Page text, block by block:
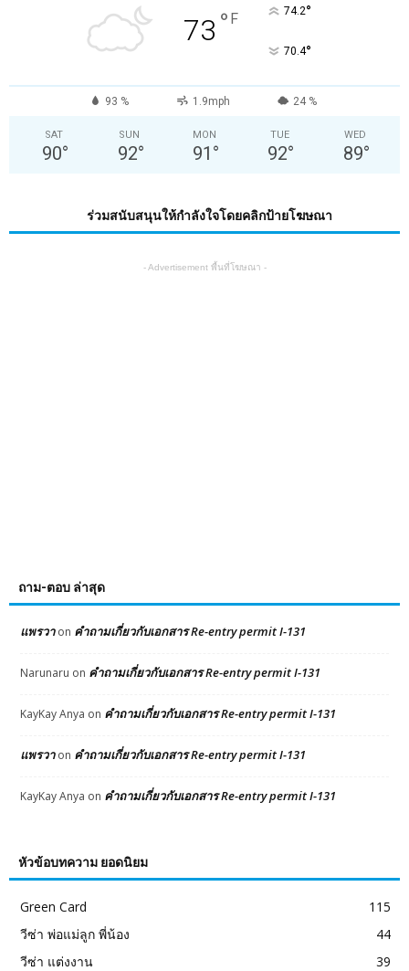
73 ° F 74.2°
70.4°
93 % 1.9mph 24 %
SAT
90°
SUN
92°
MON
91 °
TUE
92°
WED
89°
ร่วมสนับสนุนให้กำลังใจโดยคลิกป้ายโฆษณา
- Advertisement พื้นที่โฆษณา -
ถาม-ตอบ ล่าสุด
แพรวาon คำถามเกี่ยวกับเอกสาร Re-entry permit I-131
Narunaru on คำถามเกี่ยวกับเอกสาร Re-entry permit I-131
KayKay Anya on คำถามเกี่ยวกับเอกสาร Re-entry permit I-131
แพรวาon คำถามเกี่ยวกับเอกสาร Re-entry permit I-131
KayKay Anya on คำถามเกี่ยวกับเอกสาร Re-entry permit I-131
หัวข้อบทความ ยอดนิยม
Green Card
115
วีซ่า พ่อแม่ลูก พี่น้อง
44
วีซ่า แต่งงาน
39